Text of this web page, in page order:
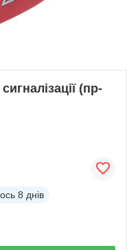
(пр-
8 днів